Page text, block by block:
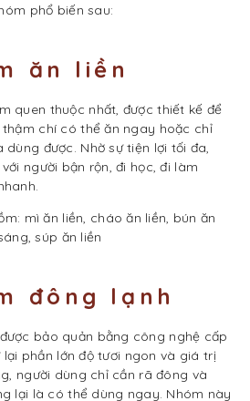
phổ biến sau:
ăn liền
quen thuộc nhất, được thiết kế để
chí có thể ăn ngay hoặc chỉ
được. Nhờ sự tiện lợi tối đa,
người bận rộn, đi học, đi làm
mì ăn liền, cháo ăn liền, bún ăn
súp ăn liền
đông lạnh
được bảo quản bằng công nghệ cấp
phần lớn độ tươi ngon và giá trị
người dùng chỉ cần rã đông và
lại là có thể dùng ngay. Nhóm này